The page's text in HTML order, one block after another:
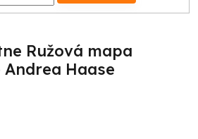
Ružová mapa
Haase